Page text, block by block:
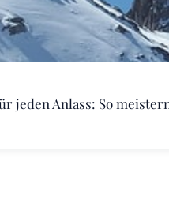
jeden Anlass: So